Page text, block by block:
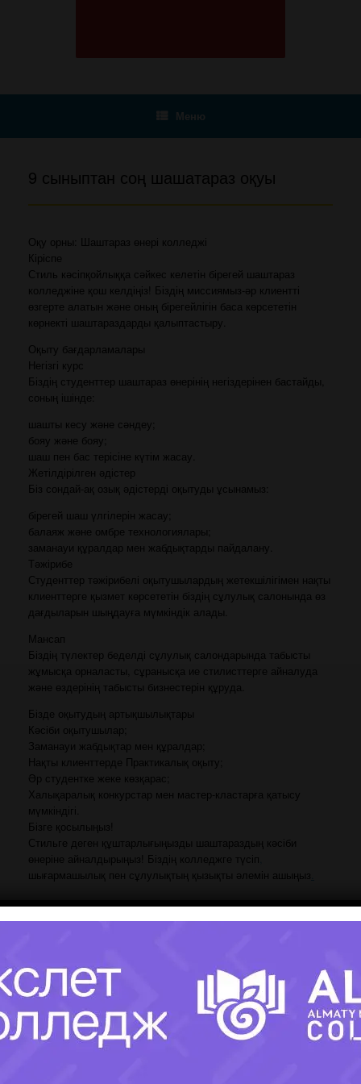
Меню
9 сыныптан соң шашатараз оқуы
Оқу орны: Шаштараз өнері колледжі
Кіріспе
Стиль кәсіпқойлыққа сәйкес келетін бірегей шаштараз
колледжіне қош келдіңіз! Біздің миссиямыз-әр клиентті
өзгерте алатын және оның бірегейлігін баса көрсететін
көрнекті шаштараздарды қалыптастыру.
Оқыту бағдарламалары
Негізгі курс
Біздің студенттер шаштараз өнерінің негіздерінен бастайды,
соның ішінде:
шашты кесу және сәндеу;
бояу және бояу;
шаш пен бас терісіне күтім жасау.
Жетілдірілген әдістер
Біз сондай-ақ озық әдістерді оқытуды ұсынамыз:
бірегей шаш үлгілерін жасау;
балаяж және омбре технологиялары;
заманауи құралдар мен жабдықтарды пайдалану.
Тәжірибе
Студенттер тәжірибелі оқытушылардың жетекшілігімен нақты
клиенттерге қызмет көрсететін біздің сұлулық салонында өз
дағдыларын шыңдауға мүмкіндік алады.
Мансап
Біздің түлектер беделді сұлулық салондарында табысты
жұмысқа орналасты, сұранысқа ие стилисттерге айналуда
және өздерінің табысты бизнестерін құруда.
Бізде оқытудың артықшылықтары
Кәсіби оқытушылар;
Заманауи жабдықтар мен құралдар;
Нақты клиенттерде Практикалық оқыту;
Әр студентке жеке көзқарас;
Халықаралық конкурстар мен мастер-кластарға қатысу
мүмкіндігі.
Бізге қосылыңыз!
Стильге деген құштарлығыңызды шаштараздың кәсіби
өнеріне айналдырыңыз! Біздің колледжге түсіп
шығармашылық пен сұлулықтың қызықты әлемін ашыңыз
интересующий ВОПРОС!
Имя поступающего(-ей):